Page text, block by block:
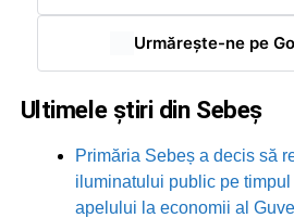
Urmărește-ne pe
Ultimele știri din Sebeș
Primăria Sebeș a decis să
iluminatului public pe timpul
apelului la economii al